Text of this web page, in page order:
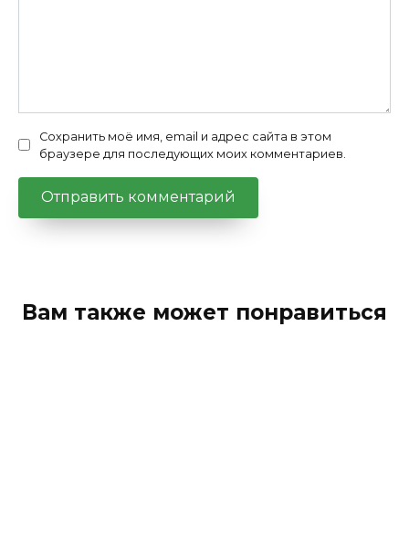
Сохранить моё имя, email и адрес сайта в этом
браузере для последующих моих комментариев.
Вам также может понравиться